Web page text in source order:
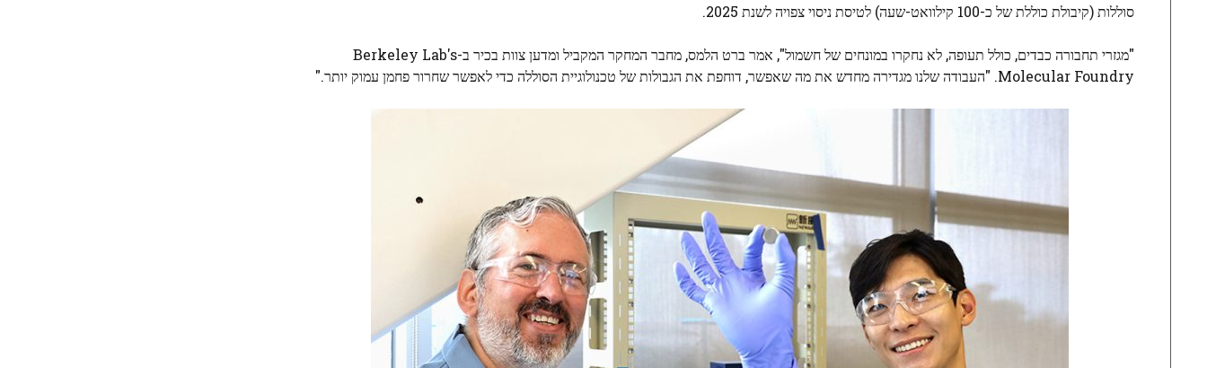
סוללות (קיבולת כוללת של כ-100 קילוואט-שעה) לטיסת ניסוי צפויה לשנת 2025.
"מגזרי תחבורה כבדים, כולל תעופה, לא נחקרו במונחים של חשמול", אמר ברט הלמס, מחבר המחקר המקביל ומדען צוות בכיר ב-Berkeley Lab's
Molecular Foundry. "העבודה שלנו מגדירה מחדש את מה שאפשר, דוחפת את הגבולות של טכנולוגיית הסוללה כדי לאפשר שחרור פחמן עמוק יותר."